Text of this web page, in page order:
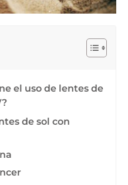
el uso de lentes de
de sol con